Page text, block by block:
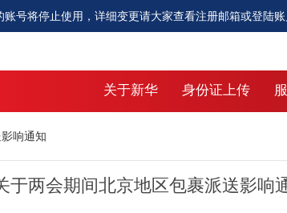
号将停止使用，详细变更请大家查看注册邮箱或登陆
关于新华 身份证上传
响通知
于两会期间北京地区包裹派送影响